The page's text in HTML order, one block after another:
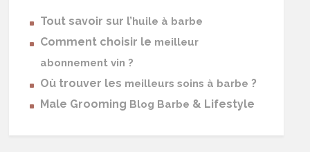
Tout savoir sur l’huile à barbe
Comment choisir le meilleur
abonnement vin ?
Où trouver les meilleurs soins à barbe ?
Male Grooming Blog Barbe & Lifestyle